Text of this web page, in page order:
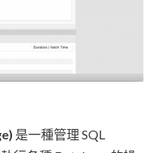
是一種管理 SQL